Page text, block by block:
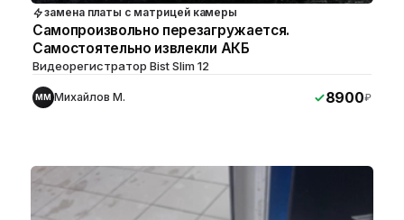
замена платы с матрицей камеры
Самопроизвольно перезагружается.
Самостоятельно извлекли АКБ
Видеорегистратор Bist Slim 12
ММ Михайлов М. 8900₽